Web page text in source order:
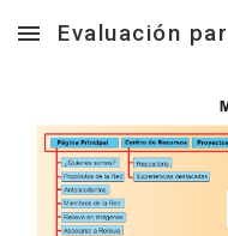
Skip to main content
Evaluación